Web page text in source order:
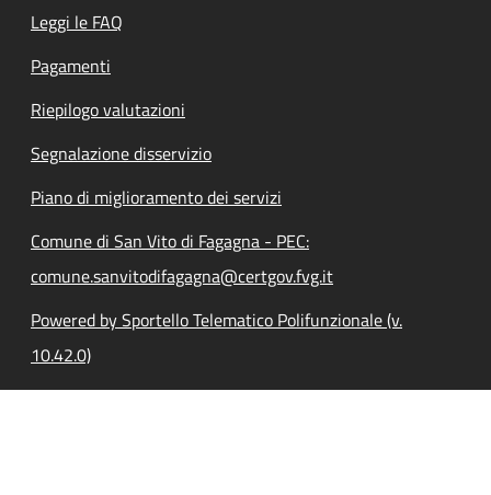
Leggi le FAQ
Pagamenti
Riepilogo valutazioni
Segnalazione disservizio
Piano di miglioramento dei servizi
Comune di San Vito di Fagagna - PEC:
comune.sanvitodifagagna@certgov.fvg.it
Powered by Sportello Telematico Polifunzionale (v.
10.42.0)